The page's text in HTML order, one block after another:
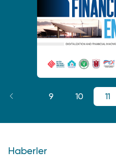
9 10 11
Haberler